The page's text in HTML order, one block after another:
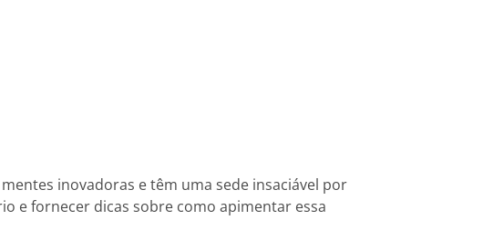
inovadoras e têm uma sede insaciável por
e fornecer dicas sobre como apimentar essa